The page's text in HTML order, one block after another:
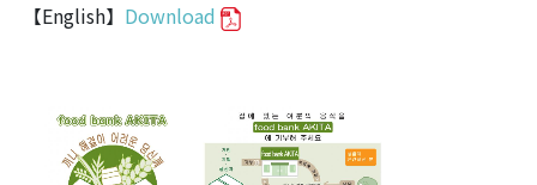
【English】 Download